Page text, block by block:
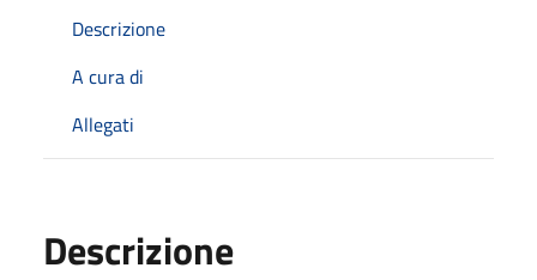
Descrizione
A cura di
Allegati
Descrizione